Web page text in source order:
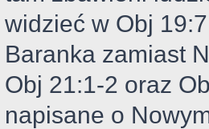
widzieć w Obj
Baranka zamiast
Obj 21:1-2 oraz
napisane o